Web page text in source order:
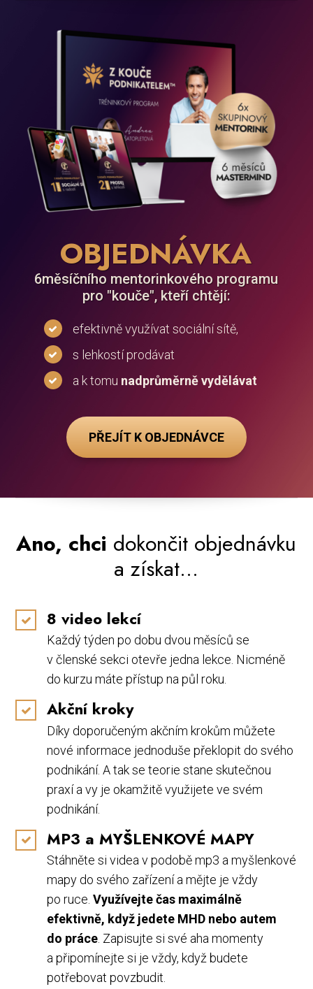
OBJEDNÁVKA
6měsíčního mentorinkového programu
pro "kouče", kteří chtějí:
efektivně využívat sociální sítě,
s lehkostí prodávat
a k tomu nadprůměrně vydělávat
PŘEJÍT K OBJEDNÁVCE
Ano, chci dokončit objednávku
a získat...
8 video lekcí
Každý týden po dobu dvou měsíců se
v členské sekci otevře jedna lekce. Nicméně
do kurzu máte přístup na půl roku.
Akční kroky
Díky doporučeným akčním krokům můžete
nové informace jednoduše překlopit do svého
podnikání. A tak se teorie stane skutečnou
praxí a vy je okamžitě využijete ve svém
podnikání.
MP3 a MYŠLENKOVÉ MAPY
Stáhněte si videa v podobě mp3 a myšlenkové
mapy do svého zařízení a mějte je vždy
po ruce.Využívejte čas maximálně
efektivně, když jedete MHD nebo autem
do práce. Zapisujte si své aha momenty
a připomínejte si je vždy, když budete
potřebovat povzbudit.